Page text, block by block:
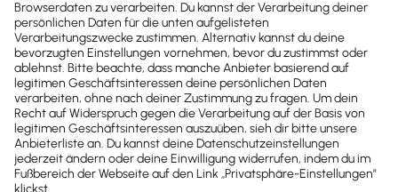
Newsletter
Brandheiße
News direkt in
dein Postfach